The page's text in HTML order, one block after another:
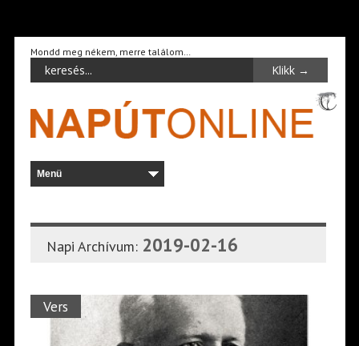
Mondd meg nékem, merre találom…
Napi Archívum: 2019-02-16
Vers